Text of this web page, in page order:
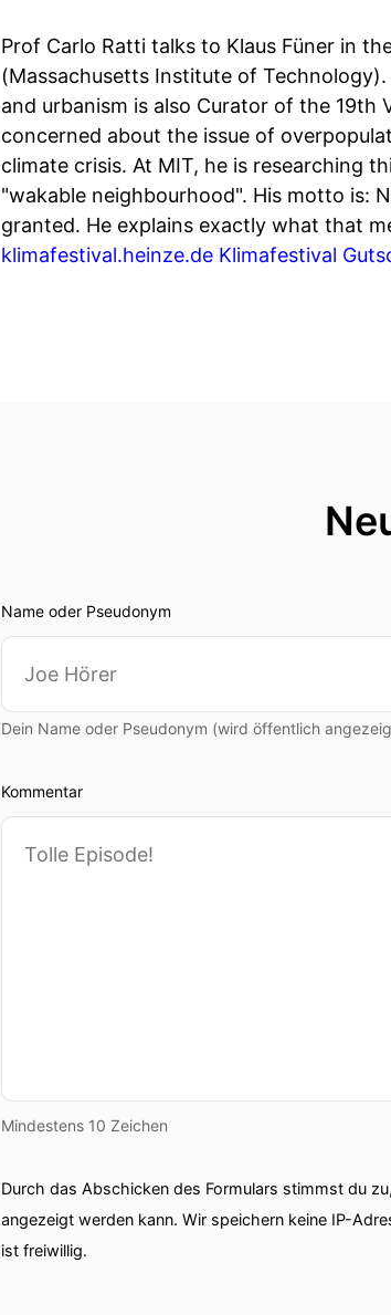
Prof Carlo Ratti talks to Klaus Füner in
(Massachusetts Institute of
and urbanism is also Curator of the 19th
concerned about the issue of
climate crisis. At MIT, he is researching
"wakable neighbourhood". His motto is:
granted. He explains exactly what that
klimafestival.heinze.de Klimafestival
Name oder Pseudonym
Dein Name oder Pseudonym (wird öffentlich
Kommentar
Mindestens 10 Zeichen
Durch das Abschicken des Formulars stimmst du
angezeigt werden kann. Wir speichern keine IP-
ist freiwillig.